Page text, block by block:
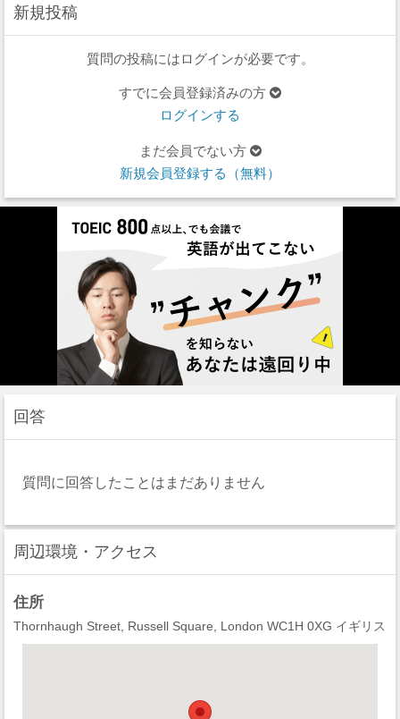
新規投稿
質問の投稿にはログインが必要です。
すでに会員登録済みの方
ログインする
まだ会員でない方
新規会員登録する（無料）
回答
質問に回答したことはまだありません
周辺環境・アクセス
住所
Thornhaugh Street, Russell Square, London WC1H 0XG イギリス